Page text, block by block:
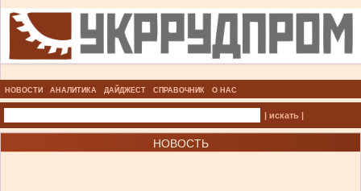
НОВОСТИ АНАЛИТИКА ДАЙДЖЕСТ СПРАВОЧНИК О НАС
| искать |
НОВОСТЬ